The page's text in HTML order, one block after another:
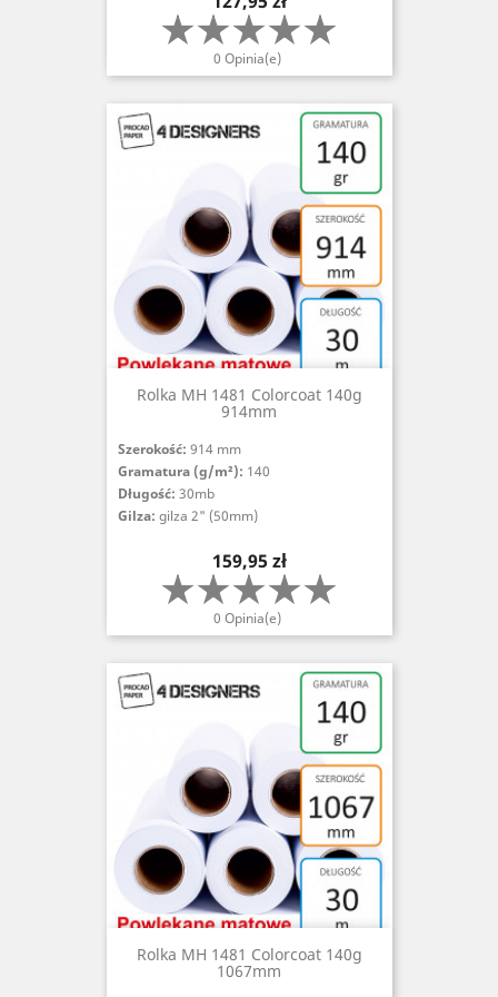
0 Opinia(e)
Rolka MH 1481 Colorcoat 140g
914mm
Szerokość: 914 mm
Gramatura (g/m²): 140
Długość: 30mb
Gilza: gilza 2" (50mm)
Cena
159,95 zł
0 Opinia(e)
Rolka MH 1481 Colorcoat 140g
1067mm